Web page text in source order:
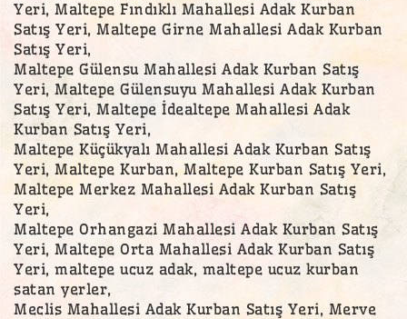
Yeri, Maltepe Fındıklı Mahallesi Adak Kurban
Satış Yeri, Maltepe Girne Mahallesi Adak Kurban
Satış Yeri,
Maltepe Gülensu Mahallesi Adak Kurban Satış
Yeri, Maltepe Gülensuyu Mahallesi Adak Kurban
Satış Yeri, Maltepe İdealtepe Mahallesi Adak
Kurban Satış Yeri,
Maltepe Küçükyalı Mahallesi Adak Kurban Satış
Yeri, Maltepe Kurban, Maltepe Kurban Satış Yeri,
Maltepe Merkez Mahallesi Adak Kurban Satış
Yeri,
Maltepe Orhangazi Mahallesi Adak Kurban Satış
Yeri, Maltepe Orta Mahallesi Adak Kurban Satış
Yeri, maltepe ucuz adak, maltepe ucuz kurban
satan yerler,
Meclis Mahallesi Adak Kurban Satış Yeri, Merve